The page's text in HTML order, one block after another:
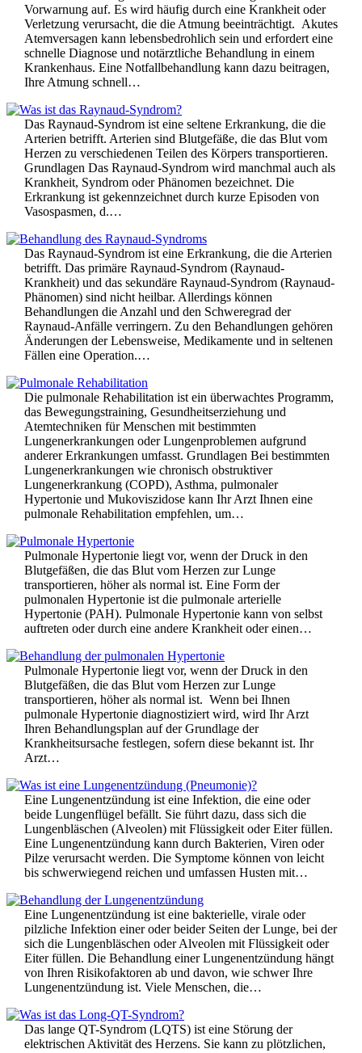
Vorwarnung auf. Es wird häufig durch eine Krankheit oder
Verletzung verursacht, die die Atmung beeinträchtigt. Akutes
Atemversagen kann lebensbedrohlich sein und erfordert eine
schnelle Diagnose und notärztliche Behandlung in einem
Krankenhaus. Eine Notfallbehandlung kann dazu beitragen,
Ihre Atmung schnell…
Das Raynaud-Syndrom ist eine seltene Erkrankung, die die
Arterien betrifft. Arterien sind Blutgefäße, die das Blut vom
Herzen zu verschiedenen Teilen des Körpers transportieren.
Grundlagen Das Raynaud-Syndrom wird manchmal auch als
Krankheit, Syndrom oder Phänomen bezeichnet. Die
Erkrankung ist gekennzeichnet durch kurze Episoden von
Vasospasmen, d.…
Das Raynaud-Syndrom ist eine Erkrankung, die die Arterien
betrifft. Das primäre Raynaud-Syndrom (Raynaud-
Krankheit) und das sekundäre Raynaud-Syndrom (Raynaud-
Phänomen) sind nicht heilbar. Allerdings können
Behandlungen die Anzahl und den Schweregrad der
Raynaud-Anfälle verringern. Zu den Behandlungen gehören
Änderungen der Lebensweise, Medikamente und in seltenen
Fällen eine Operation.…
Die pulmonale Rehabilitation ist ein überwachtes Programm,
das Bewegungstraining, Gesundheitserziehung und
Atemtechniken für Menschen mit bestimmten
Lungenerkrankungen oder Lungenproblemen aufgrund
anderer Erkrankungen umfasst. Grundlagen Bei bestimmten
Lungenerkrankungen wie chronisch obstruktiver
Lungenerkrankung (COPD), Asthma, pulmonaler
Hypertonie und Mukoviszidose kann Ihr Arzt Ihnen eine
pulmonale Rehabilitation empfehlen, um…
Pulmonale Hypertonie liegt vor, wenn der Druck in den
Blutgefäßen, die das Blut vom Herzen zur Lunge
transportieren, höher als normal ist. Eine Form der
pulmonalen Hypertonie ist die pulmonale arterielle
Hypertonie (PAH). Pulmonale Hypertonie kann von selbst
auftreten oder durch eine andere Krankheit oder einen…
Pulmonale Hypertonie liegt vor, wenn der Druck in den
Blutgefäßen, die das Blut vom Herzen zur Lunge
transportieren, höher als normal ist. Wenn bei Ihnen
pulmonale Hypertonie diagnostiziert wird, wird Ihr Arzt
Ihren Behandlungsplan auf der Grundlage der
Krankheitsursache festlegen, sofern diese bekannt ist. Ihr
Arzt…
Eine Lungenentzündung ist eine Infektion, die eine oder
beide Lungenflügel befällt. Sie führt dazu, dass sich die
Lungenbläschen (Alveolen) mit Flüssigkeit oder Eiter füllen.
Eine Lungenentzündung kann durch Bakterien, Viren oder
Pilze verursacht werden. Die Symptome können von leicht
bis schwerwiegend reichen und umfassen Husten mit…
Eine Lungenentzündung ist eine bakterielle, virale oder
pilzliche Infektion einer oder beider Seiten der Lunge, bei der
sich die Lungenbläschen oder Alveolen mit Flüssigkeit oder
Eiter füllen. Die Behandlung einer Lungenentzündung hängt
von Ihren Risikofaktoren ab und davon, wie schwer Ihre
Lungenentzündung ist. Viele Menschen, die…
Das lange QT-Syndrom (LQTS) ist eine Störung der
elektrischen Aktivität des Herzens. Sie kann zu plötzlichen,